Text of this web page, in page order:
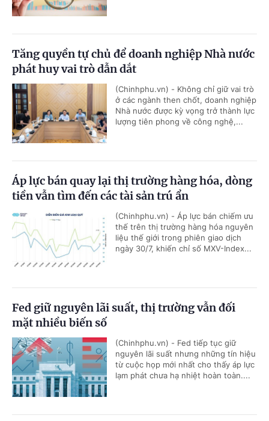
Tăng quyền tự chủ để doanh nghiệp Nhà nước
phát huy vai trò dẫn dắt
(Chinhphu.vn) - Không chỉ giữ vai trò
ở các ngành then chốt, doanh nghiệp
Nhà nước được kỳ vọng trở thành lực
lượng tiên phong về công nghệ,...
Áp lực bán quay lại thị trường hàng hóa, dòng
tiền vẫn tìm đến các tài sản trú ẩn
(Chinhphu.vn) - Áp lực bán chiếm ưu
thế trên thị trường hàng hóa nguyên
liệu thế giới trong phiên giao dịch
ngày 30/7, khiến chỉ số MXV-Index...
Fed giữ nguyên lãi suất, thị trường vẫn đối
mặt nhiều biến số
(Chinhphu.vn) - Fed tiếp tục giữ
nguyên lãi suất nhưng những tín hiệu
từ cuộc họp mới nhất cho thấy áp lực
lạm phát chưa hạ nhiệt hoàn toàn....